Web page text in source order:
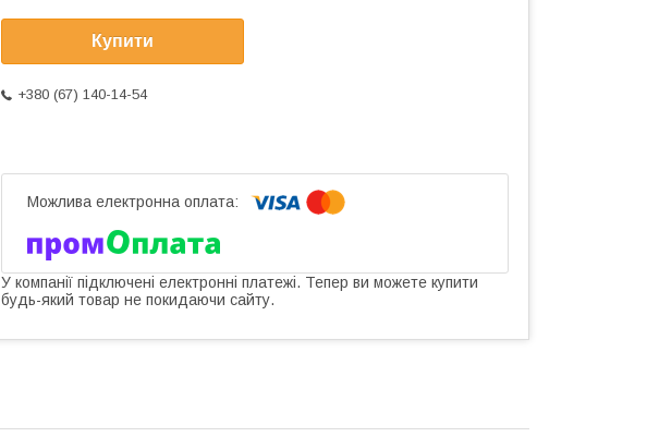
Купити
+380 (67) 140-14-54
У компанії підключені електронні платежі. Тепер ви можете купити
будь-який товар не покидаючи сайту.